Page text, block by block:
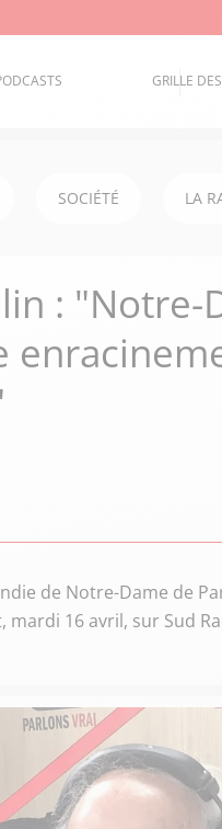
GRILLE
SOCIÉTÉ LA
: "Notre-
de Notre-Dame de
16 avril, sur Sud